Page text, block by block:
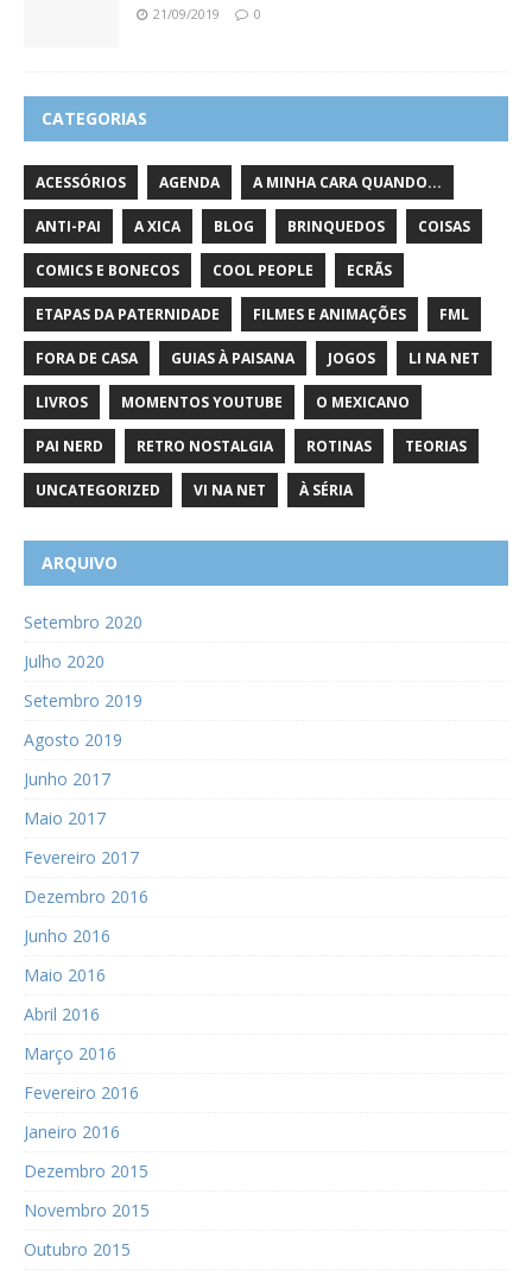
21/09/2019 0
CATEGORIAS
ACESSÓRIOS AGENDA A MINHA CARA QUANDO...
ANTI-PAI A XICA BLOG BRINQUEDOS COISAS
COMICS E BONECOS COOL PEOPLE ECRÃS
ETAPAS DA PATERNIDADE FILMES E ANIMAÇÕES FML
FORA DE CASA GUIAS À PAISANA JOGOS LI NA NET
LIVROS MOMENTOS YOUTUBE O MEXICANO
PAI NERD RETRO NOSTALGIA ROTINAS TEORIAS
UNCATEGORIZED VI NA NET À SÉRIA
ARQUIVO
Setembro 2020
Julho 2020
Setembro 2019
Agosto 2019
Junho 2017
Maio 2017
Fevereiro 2017
Dezembro 2016
Junho 2016
Maio 2016
Abril 2016
Março 2016
Fevereiro 2016
Janeiro 2016
Dezembro 2015
Novembro 2015
Outubro 2015